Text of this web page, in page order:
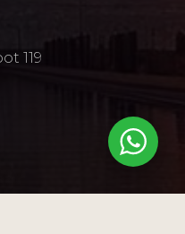
119